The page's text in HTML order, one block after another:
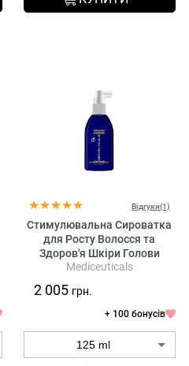
Відгуки(1)
Стимулювальна Сироватка
для Росту Волосся та
Здоров'я Шкіри Голови
Mediceuticals Numinox
Mediceuticals
2 005 грн.
+ 100 бонусів